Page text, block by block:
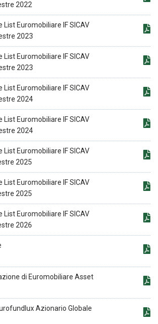
2022
Euromobiliare IF SICAV
2023
Euromobiliare IF SICAV
2023
Euromobiliare IF SICAV
2024
Euromobiliare IF SICAV
2024
Euromobiliare IF SICAV
2025
Euromobiliare IF SICAV
2025
Euromobiliare IF SICAV
2026
di Euromobiliare Asset
Azionario Globale